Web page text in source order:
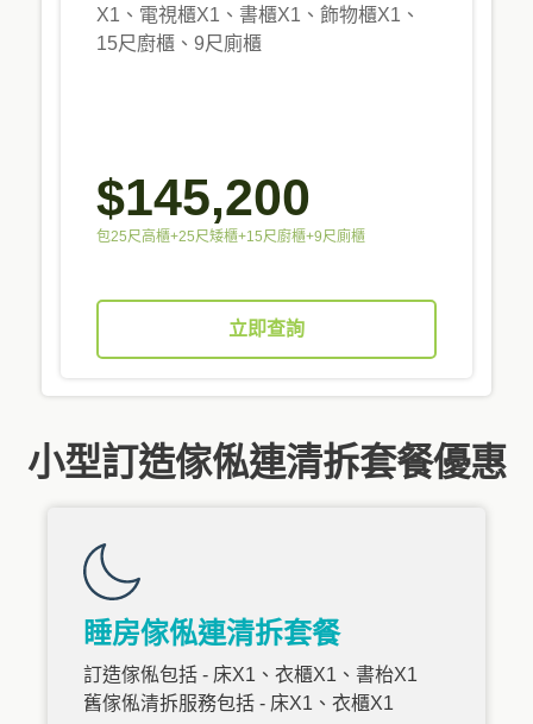
X1、電視櫃X1、書櫃X1、飾物櫃X1、
15尺廚櫃、9尺廁櫃
$145,200
包25尺高櫃+25尺矮櫃+15尺廚櫃+9尺廁櫃
立即查詢
小型訂造傢俬連清拆套餐優惠
睡房傢俬連清拆套餐
訂造傢俬包括 - 床X1、衣櫃X1、書枱X1
舊傢俬清拆服務包括 - 床X1、衣櫃X1